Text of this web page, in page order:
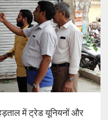
में ट्रेड यूनियनों और